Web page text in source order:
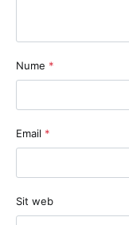
Nume *
Email *
Sit web